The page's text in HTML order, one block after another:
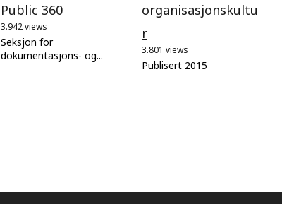
Public 360
3.942 views
Seksjon for
dokumentasjons- og...
organisasjonskultu
r
3.801 views
Publisert 2015